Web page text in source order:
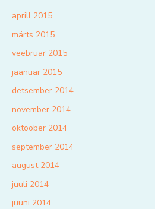
aprill 2015
märts 2015
veebruar 2015
jaanuar 2015
detsember 2014
november 2014
oktoober 2014
september 2014
august 2014
juuli 2014
juuni 2014